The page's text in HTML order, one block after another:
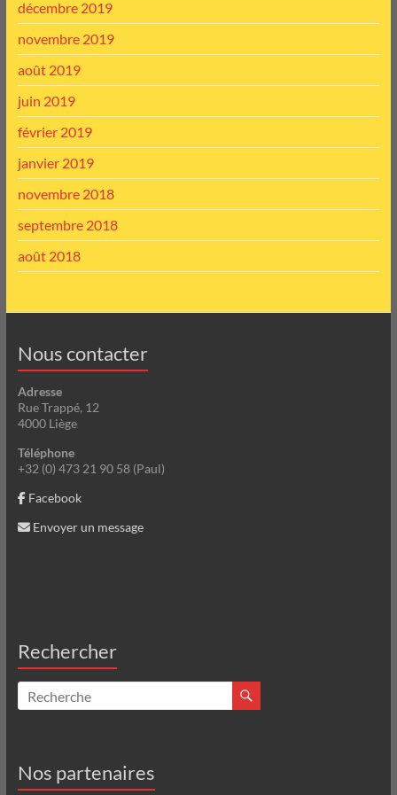
décembre 2019
novembre 2019
août 2019
juin 2019
février 2019
janvier 2019
novembre 2018
septembre 2018
août 2018
Nous contacter
Adresse
Rue Trappé, 12
4000 Liège
Téléphone
+32 (0) 473 21 90 58 (Paul)
Facebook
Envoyer un message
Rechercher
Nos partenaires